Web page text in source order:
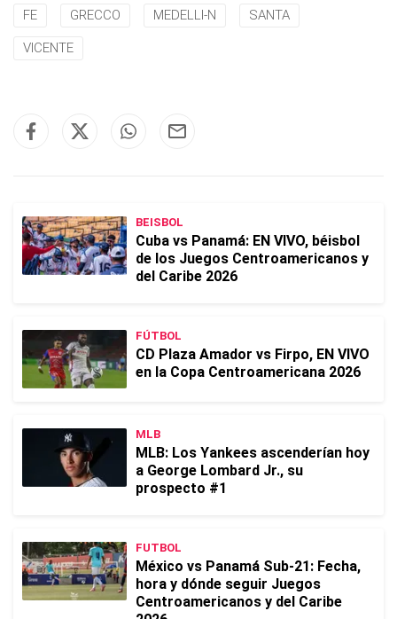
FE GRECCO MEDELLI-N SANTA
VICENTE
BEISBOL
Cuba vs Panamá: EN VIVO, béisbol
de los Juegos Centroamericanos y
del Caribe 2026
FÚTBOL
CD Plaza Amador vs Firpo, EN VIVO
en la Copa Centroamericana 2026
MLB
MLB: Los Yankees ascenderían hoy
a George Lombard Jr., su
prospecto #1
FUTBOL
México vs Panamá Sub-21: Fecha,
hora y dónde seguir Juegos
Centroamericanos y del Caribe